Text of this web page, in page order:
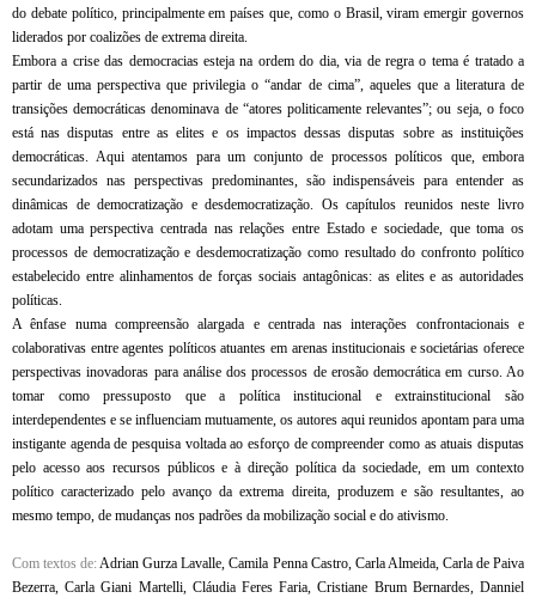
do debate político, principalmente em países que, como o Brasil, viram emergir governos
liderados por coalizões de extrema direita.
Embora a crise das democracias esteja na ordem do dia, via de regra o tema é tratado a
partir de uma perspectiva que privilegia o “andar de cima”, aqueles que a literatura de
transições democráticas denominava de “atores politicamente relevantes”; ou seja, o foco
está nas disputas entre as elites e os impactos dessas disputas sobre as instituições
democráticas. Aqui atentamos para um conjunto de processos políticos que, embora
secundarizados nas perspectivas predominantes, são indispensáveis para entender as
dinâmicas de democratização e desdemocratização. Os capítulos reunidos neste livro
adotam uma perspectiva centrada nas relações entre Estado e sociedade, que toma os
processos de democratização e desdemocratização como resultado do confronto político
estabelecido entre alinhamentos de forças sociais antagônicas: as elites e as autoridades
políticas.
A ênfase numa compreensão alargada e centrada nas interações confrontacionais e
colaborativas entre agentes políticos atuantes em arenas institucionais e societárias oferece
perspectivas inovadoras para análise dos processos de erosão democrática em curso. Ao
tomar como pressuposto que a política institucional e extrainstitucional são
interdependentes e se influenciam mutuamente, os autores aqui reunidos apontam para uma
instigante agenda de pesquisa voltada ao esforço de compreender como as atuais disputas
pelo acesso aos recursos públicos e à direção política da sociedade, em um contexto
político caracterizado pelo avanço da extrema direita, produzem e são resultantes, ao
mesmo tempo, de mudanças nos padrões da mobilização social e do ativismo.
Com textos de:Adrian Gurza Lavalle, Camila Penna Castro, Carla Almeida, Carla de Paiva
Bezerra, Carla Giani Martelli, Cláudia Feres Faria, Cristiane Brum Bernardes, Danniel